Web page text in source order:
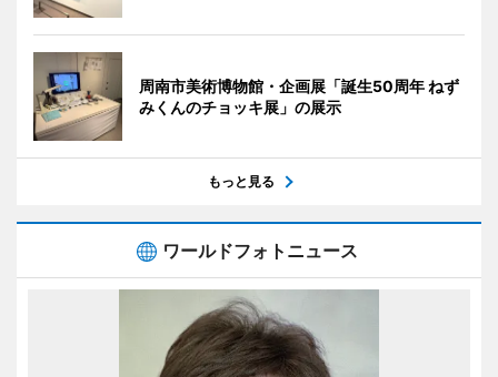
周南市美術博物館・企画展「誕生50周年 ねず
みくんのチョッキ展」の展示
もっと見る
ワールドフォトニュース